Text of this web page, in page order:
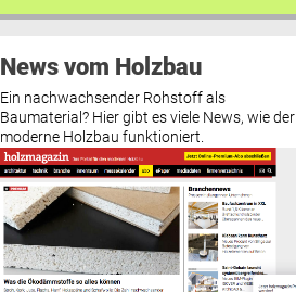
News vom Holzbau
Ein nachwachsender Rohstoff als
Baumaterial? Hier gibt es viele News, wie der
moderne Holzbau funktioniert.